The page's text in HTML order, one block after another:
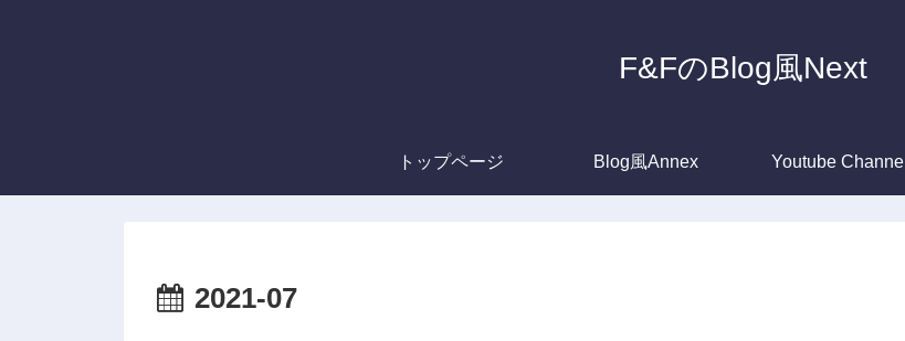
F&FのBlog風Next
トップページ Blog風Annex Youtube Channel
2021-07